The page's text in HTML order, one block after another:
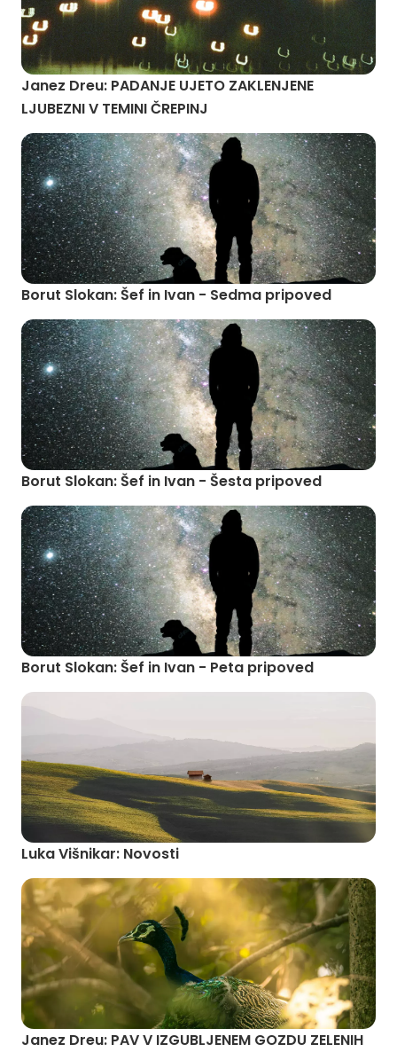
Janez Dreu: PADANJE UJETO ZAKLENJENE
LJUBEZNI V TEMINI ČREPINJ
Borut Slokan: Šef in Ivan - Sedma pripoved
Borut Slokan: Šef in Ivan - Šesta pripoved
Borut Slokan: Šef in Ivan - Peta pripoved
Luka Višnikar: Novosti
Janez Dreu: PAV V IZGUBLJENEM GOZDU ZELENIH